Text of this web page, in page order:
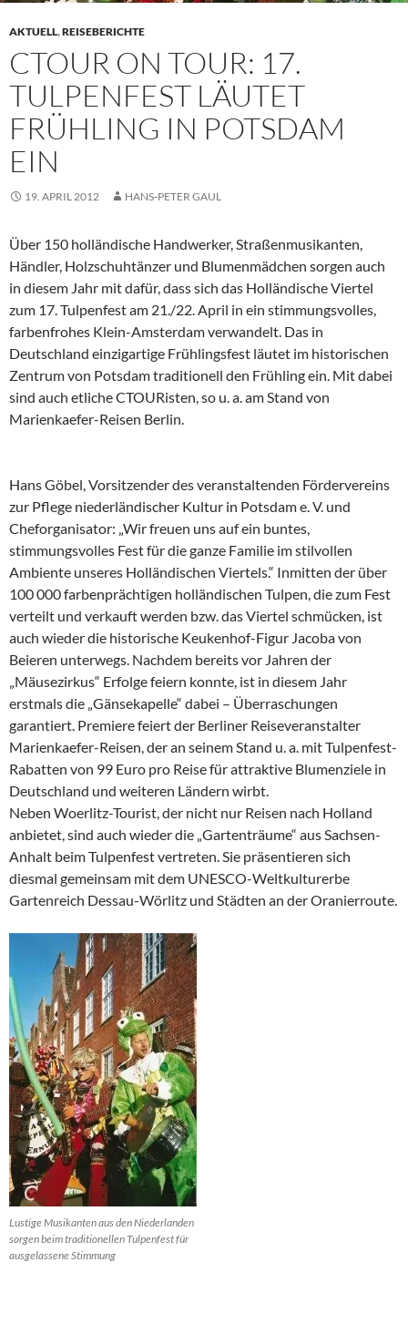
AKTUELL,REISEBERICHTE
CTOUR ON TOUR: 17.
TULPENFEST LÄUTET
FRÜHLING IN POTSDAM
EIN
19. APRIL 2012 HANS-PETER GAUL
Über 150 holländische Handwerker, Straßenmusikanten,
Händler, Holzschuhtänzer und Blumenmädchen sorgen auch
in diesem Jahr mit dafür, dass sich das Holländische Viertel
zum 17. Tulpenfest am 21./22. April in ein stimmungsvolles,
farbenfrohes Klein-Amsterdam verwandelt. Das in
Deutschland einzigartige Frühlingsfest läutet im historischen
Zentrum von Potsdam traditionell den Frühling ein. Mit dabei
sind auch etliche CTOURisten, so u. a. am Stand von
Marienkaefer-Reisen Berlin.
Hans Göbel, Vorsitzender des veranstaltenden Fördervereins
zur Pflege niederländischer Kultur in Potsdam e. V. und
Cheforganisator: „Wir freuen uns auf ein buntes,
stimmungsvolles Fest für die ganze Familie im stilvollen
Ambiente unseres Holländischen Viertels.“ Inmitten der über
100 000 farbenprächtigen holländischen Tulpen, die zum Fest
verteilt und verkauft werden bzw. das Viertel schmücken, ist
auch wieder die historische Keukenhof-Figur Jacoba von
Beieren unterwegs. Nachdem bereits vor Jahren der
„Mäusezirkus“ Erfolge feiern konnte, ist in diesem Jahr
erstmals die „Gänsekapelle“ dabei – Überraschungen
garantiert. Premiere feiert der Berliner Reiseveranstalter
Marienkaefer-Reisen, der an seinem Stand u. a. mit Tulpenfest-
Rabatten von 99 Euro pro Reise für attraktive Blumenziele in
Deutschland und weiteren Ländern wirbt.
Neben Woerlitz-Tourist, der nicht nur Reisen nach Holland
anbietet, sind auch wieder die „Gartenträume“ aus Sachsen-
Anhalt beim Tulpenfest vertreten. Sie präsentieren sich
diesmal gemeinsam mit dem UNESCO-Weltkulturerbe
Gartenreich Dessau-Wörlitz und Städten an der Oranierroute.
Lustige Musikanten aus den Niederlanden
sorgen beim traditionellen Tulpenfest für
ausgelassene Stimmung